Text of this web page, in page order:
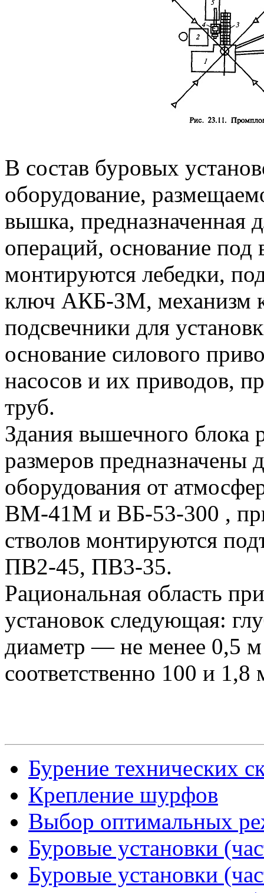
В состав буровых
оборудование,
вышка, предназначенная
операций, основание
монтируются лебедки,
ключ АКБ-ЗМ, механизм
подсвечники для
основание силового
насосов и их приводов,
труб.
Здания вышечного блока
размеров предназначены
оборудования от
ВМ-41М и ВБ-53-300 ,
стволов монтируются
ПВ2-45, ПВ3-35.
Рациональная область
установок следующая:
диаметр — не менее 0,5
соответственно 100 и
Бурение технических
Крепление шурфов
Выбор оптимальных
Буровые установки
Буровые установки